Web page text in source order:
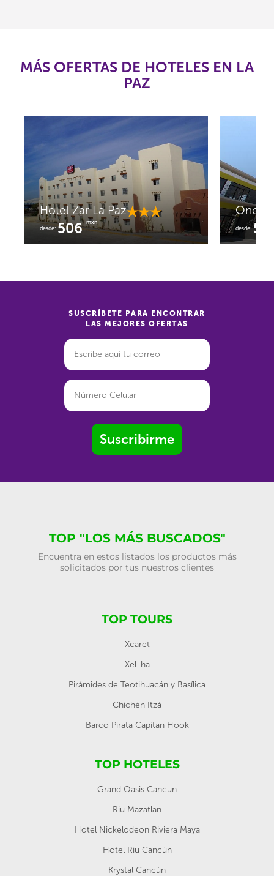
MÁS OFERTAS DE HOTELES EN LA
PAZ
Seven Crown La Paz
Consulta
tarifa
mxn
Hotel Zar La Paz
506mxn
SUSCRÍBETE PARA ENCONTRAR
LAS MEJORES OFERTAS
Suscribirme
TOP "LOS MÁS BUSCADOS"
Encuentra en estos listados los productos más
solicitados por tus nuestros clientes
TOP TOURS
Xcaret
Xel-ha
Pirámides de Teotihuacán y Basílica
Chichén Itzá
Barco Pirata Capitan Hook
TOP HOTELES
Grand Oasis Cancun
Riu Mazatlan
Hotel Nickelodeon Riviera Maya
Hotel Riu Cancún
Krystal Cancún